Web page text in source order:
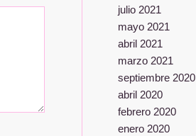
julio 2021
mayo 2021
abril 2021
marzo 2021
septiembre 2020
abril 2020
febrero 2020
enero 2020